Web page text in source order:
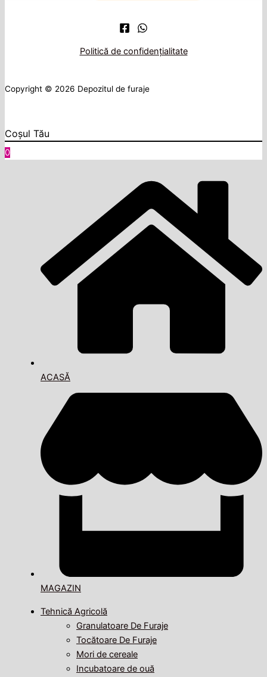
Politică de confidențialitate
Copyright © 2026 Depozitul de furaje
Coșul Tău
0
ACASĂ
MAGAZIN
Tehnică Agricolă
Granulatoare De Furaje
Tocătoare De Furaje
Mori de cereale
Incubatoare de ouă